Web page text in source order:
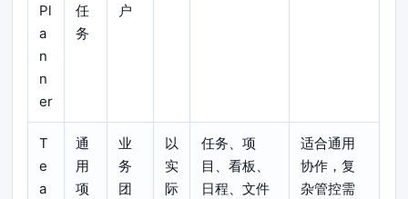
Pl
a
n
n
er
任
务
户
T
e
a
通
用
项
业
务
团
以
实
际
任务、项
目、看板、
日程、文件
适合通用
协作，复
杂管控需